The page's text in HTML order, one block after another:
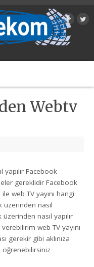
Webtv
yapılır Facebook
gereklidir Facebook
ile web TV yayını hangi
üzerinden nasıl
nasıl yapılır
web TV yayını
gerekir gibi aklınıza
öğrenebilirsiniz